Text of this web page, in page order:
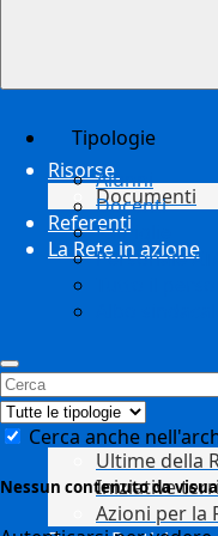
Risorse
Documenti
Referenti
La Rete in azione
Ultime della
Iniziative
Azioni per la
Tipologie
Alunni
Docenti
Famiglie
Personale ATA
Cerca anche
Nessun contenuto da